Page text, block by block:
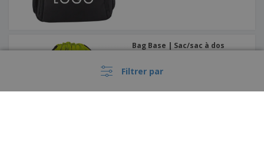
Filtrer par
Bag Base | Sac/sac à dos